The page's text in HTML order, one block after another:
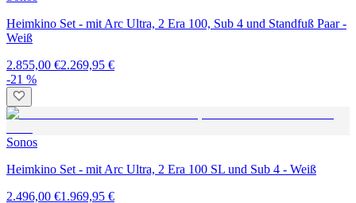
Heimkino Set - mit Arc Ultra, 2 Era 100, Sub 4 und Standfuß Paar -
Weiß
2.855,00 €2.269,95 €
-21 %
Sonos
Heimkino Set - mit Arc Ultra, 2 Era 100 SL und Sub 4 - Weiß
2.496,00 €1.969,95 €